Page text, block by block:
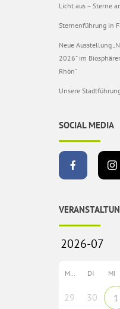
Licht aus – Sterne
Sternenführung in
Neue Ausstellung
2026“ im
Rhön“
Unsere
SOCIAL MEDIA
MO DI MI
29 30 1